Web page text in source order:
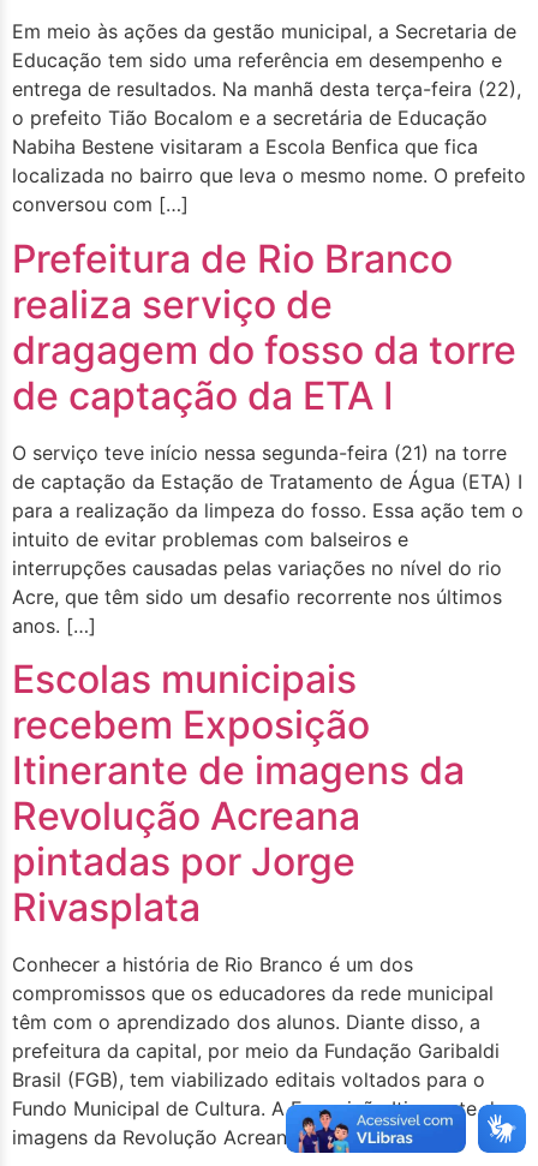
Em meio às ações da gestão municipal, a Secretaria de
Educação tem sido uma referência em desempenho e
entrega de resultados. Na manhã desta terça-feira (22),
o prefeito Tião Bocalom e a secretária de Educação
Nabiha Bestene visitaram a Escola Benfica que fica
localizada no bairro que leva o mesmo nome. O prefeito
conversou com […]
Prefeitura de Rio Branco
realiza serviço de
dragagem do fosso da torre
de captação da ETA I
O serviço teve início nessa segunda-feira (21) na torre
de captação da Estação de Tratamento de Água (ETA) I
para a realização da limpeza do fosso. Essa ação tem o
intuito de evitar problemas com balseiros e
interrupções causadas pelas variações no nível do rio
Acre, que têm sido um desafio recorrente nos últimos
anos. […]
Escolas municipais
recebem Exposição
Itinerante de imagens da
Revolução Acreana
pintadas por Jorge
Rivasplata
Conhecer a história de Rio Branco é um dos
compromissos que os educadores da rede municipal
têm com o aprendizado dos alunos. Diante disso, a
prefeitura da capital, por meio da Fundação Garibaldi
Brasil (FGB), tem viabilizado editais voltados para o
Fundo Municipal de Cultura. A Exposição Itinerante das
imagens da Revolução Acreana em escolas […]